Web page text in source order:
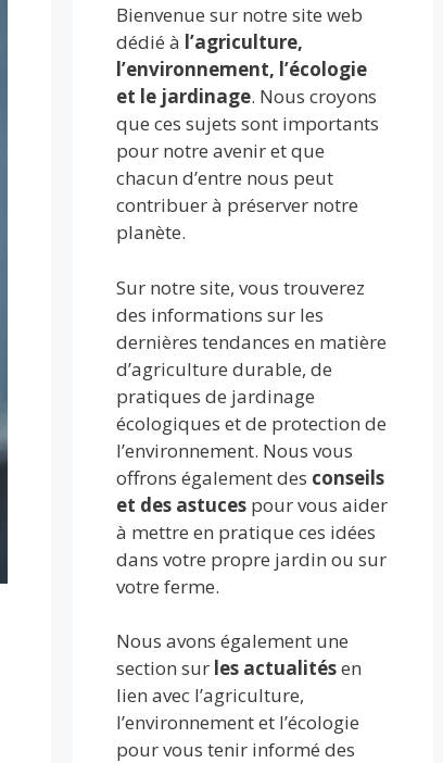
Bienvenue sur notre site web
dédié à l’agriculture,
l’environnement, l’écologie
et le jardinage. Nous croyons
que ces sujets sont importants
pour notre avenir et que
chacun d’entre nous peut
contribuer à préserver notre
planète.
Sur notre site, vous trouverez
des informations sur les
dernières tendances en matière
d’agriculture durable, de
pratiques de jardinage
écologiques et de protection de
l’environnement. Nous vous
offrons également des conseils
et des astuces pour vous aider
à mettre en pratique ces idées
dans votre propre jardin ou sur
votre ferme.
Nous avons également une
section sur les actualitésen
lien avec l’agriculture,
l’environnement et l’écologie
pour vous tenir informé des